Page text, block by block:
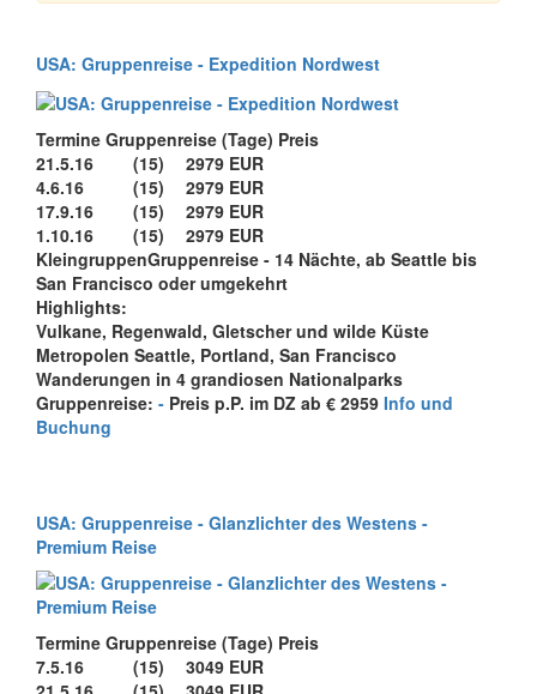
USA: Gruppenreise - Expedition Nordwest
Termine Gruppenreise (Tage) Preis
21.5.16
(15)
2979 EUR
4.6.16
(15)
2979 EUR
17.9.16
(15)
2979 EUR
1.10.16
(15)
2979 EUR
KleingruppenGruppenreise - 14 Nächte, ab Seattle bis
San Francisco oder umgekehrt
Highlights:
Vulkane, Regenwald, Gletscher und wilde Küste
Metropolen Seattle, Portland, San Francisco
Wanderungen in 4 grandiosen Nationalparks
Gruppenreise: - Preis p.P. im DZ ab € 2959 Info und
Buchung
USA: Gruppenreise - Glanzlichter des Westens -
Premium Reise
Termine Gruppenreise (Tage) Preis
7.5.16
(15)
3049 EUR